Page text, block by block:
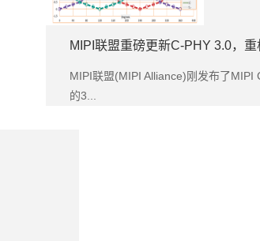
MIPI联盟重磅更新C-PHY 3.0，
MIPI联盟(MIPI Alliance)刚发布了
的3...